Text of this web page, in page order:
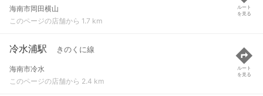
海南市岡田横山
このページの店舗から 1.7 km
ルート
を見る
冷水浦駅 きのくに線
海南市冷水
このページの店舗から 2.4 km
ルート
を見る